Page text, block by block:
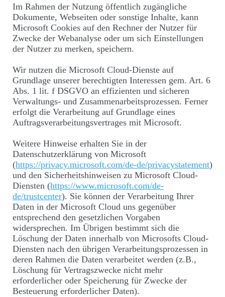
Im Rahmen der Nutzung öffentlich zugängliche
Dokumente, Webseiten oder sonstige Inhalte, kann
Microsoft Cookies auf den Rechner der Nutzer für
Zwecke der Webanalyse oder um sich Einstellungen
der Nutzer zu merken, speichern.
Wir nutzen die Microsoft Cloud-Dienste auf
Grundlage unserer berechtigten Interessen gem. Art. 6
Abs. 1 lit. f DSGVO an effizienten und sicheren
Verwaltungs- und Zusammenarbeitsprozessen. Ferner
erfolgt die Verarbeitung auf Grundlage eines
Auftragsverarbeitungsvertrages mit Microsoft.
Weitere Hinweise erhalten Sie in der
Datenschutzerklärung von Microsoft
(https://privacy.microsoft.com/de-de/privacystatement)
und den Sicherheitshinweisen zu Microsoft Cloud-
Diensten (https://www.microsoft.com/de-
de/trustcenter). Sie können der Verarbeitung Ihrer
Daten in der Microsoft Cloud uns gegenüber
entsprechend den gesetzlichen Vorgaben
widersprechen. Im Übrigen bestimmt sich die
Löschung der Daten innerhalb von Microsofts Cloud-
Diensten nach den übrigen Verarbeitungsprozessen in
deren Rahmen die Daten verarbeitet werden (z.B.,
Löschung für Vertragszwecke nicht mehr
erforderlicher oder Speicherung für Zwecke der
Besteuerung erforderlicher Daten).